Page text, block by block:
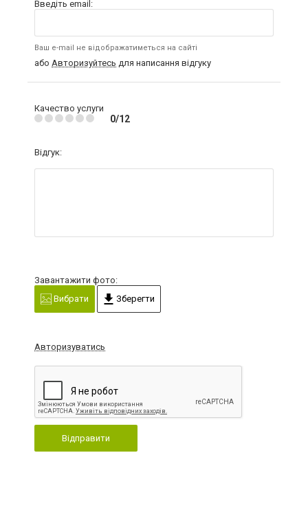
Введіть email:
Ваш e-mail не відображатиметься на сайті
або Авторизуйтесь для написання відгуку
Качество услуги
0/12
Відгук:
Завантажити фото:
Вибрати
Зберегти
Авторизуватись
Відправити